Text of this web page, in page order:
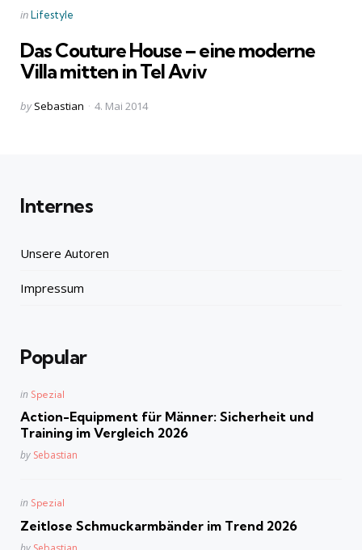
Categories
Posted
inLifestyle
Das Couture House – eine moderne
Villa mitten in Tel Aviv
Posted
by Sebastian 4. Mai 2014
Internes
Unsere Autoren
Impressum
Popular
Posted
in Spezial
Action-Equipment für Männer: Sicherheit und
Training im Vergleich 2026
Posted
by Sebastian
Posted
in Spezial
Zeitlose Schmuckarmbänder im Trend 2026